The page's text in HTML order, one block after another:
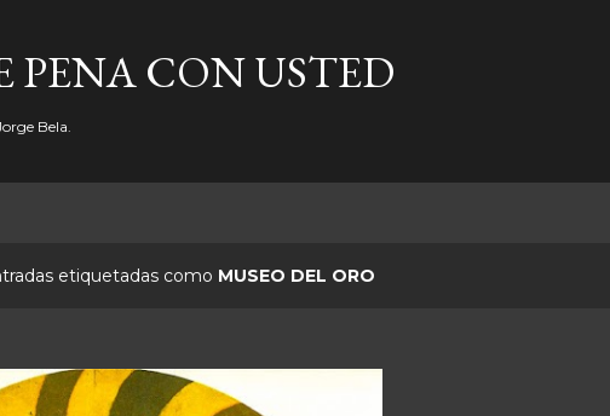
PENA CON USTED
Bela.
etiquetadas como MUSEO DEL ORO